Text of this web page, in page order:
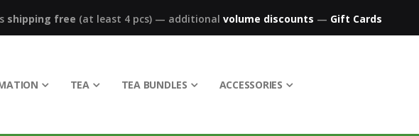
shipping free (at least 4 pcs)— additional volume discounts — Gift Cards
TEA TEA BUNDLES ACCESSORIES